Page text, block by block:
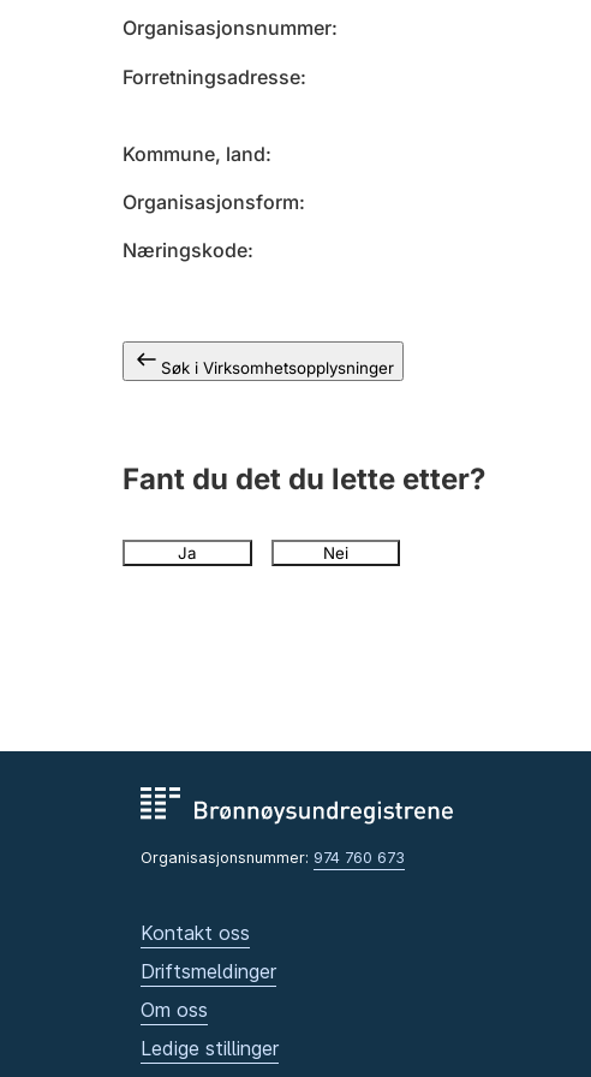
Organisasjonsnummer
Forretningsadresse
Kommune, land
Organisasjonsform
Næringskode
Søk i Virksomhetsopplysninger
Fant du det du lette etter?
Ja Nei
Organisasjonsnummer: 974 760 673
Kontakt oss
Driftsmeldinger
Om oss
Ledige stillinger